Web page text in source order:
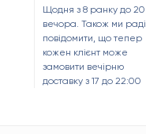
Щодня з 8 ранку до 20
вечора. Також ми раді
повідомити, що тепер
кожен клієнт може
замовити вечірню
доставку з 17 до 22:00